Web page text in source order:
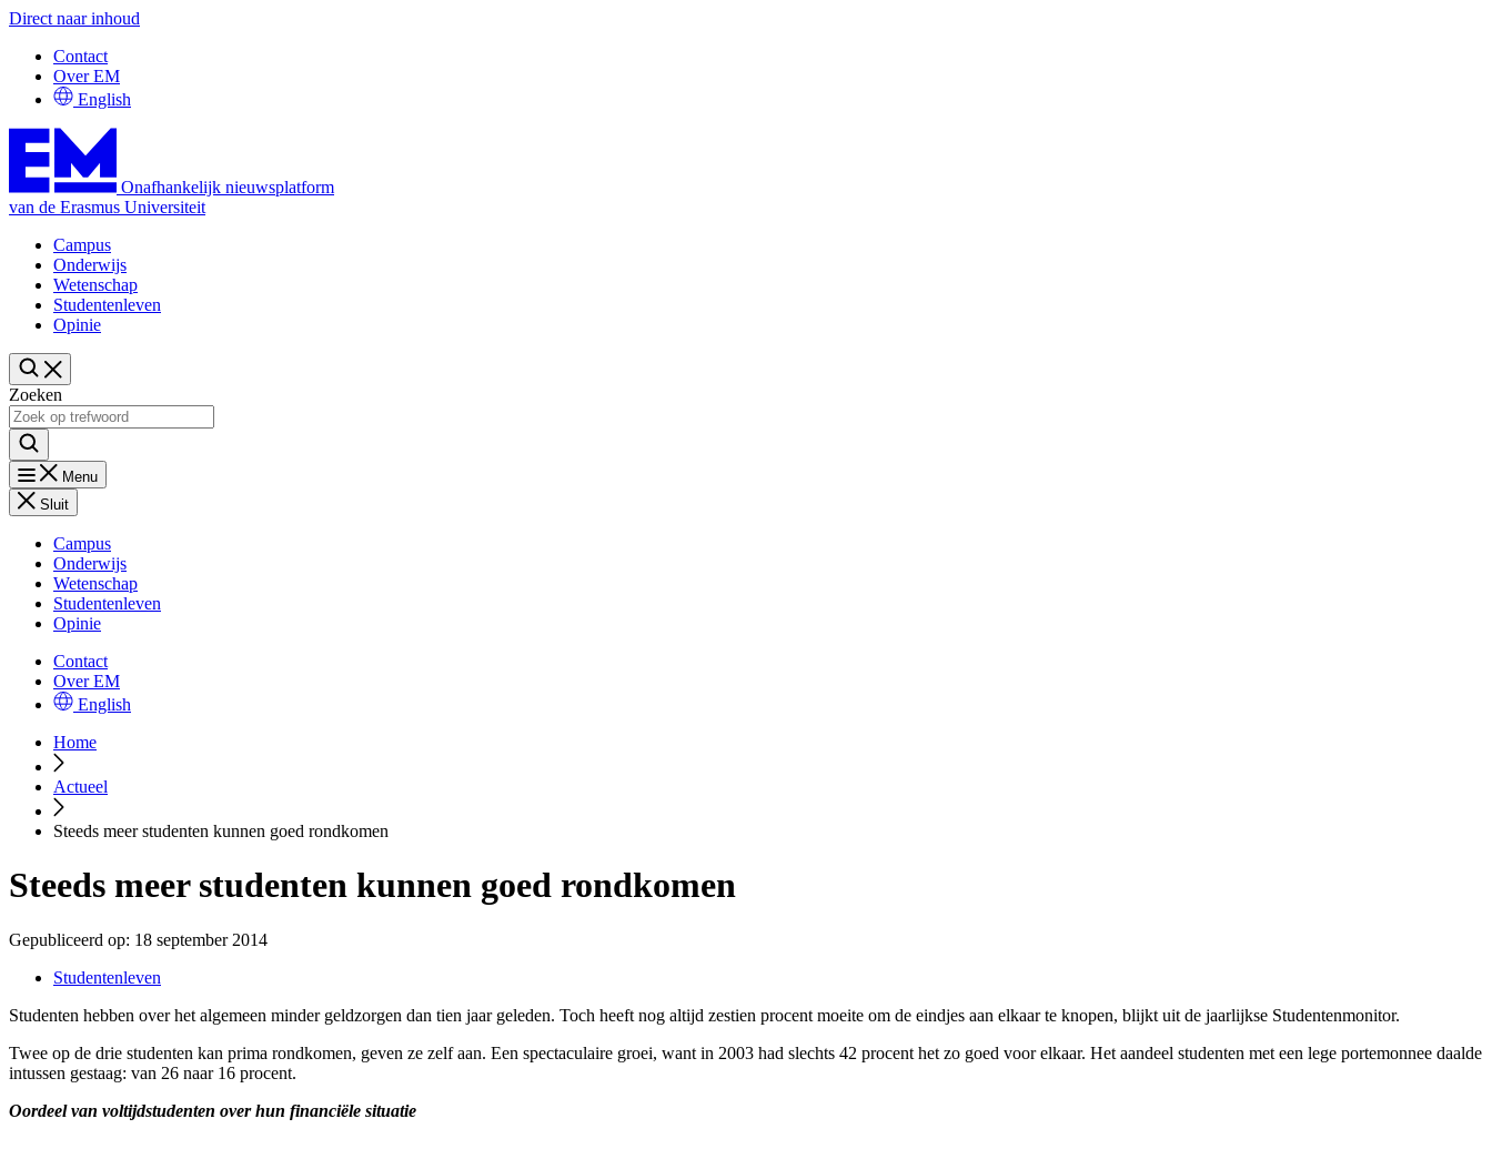
Direct naar inhoud
Contact
Over EM
English
Onafhankelijk nieuwsplatform
van de Erasmus Universiteit
Campus
Onderwijs
Wetenschap
Studentenleven
Opinie
Zoeken
Menu
Sluit
Campus
Onderwijs
Wetenschap
Studentenleven
Opinie
Contact
Over EM
English
Home
Actueel
Steeds meer studenten kunnen goed rondkomen
Steeds meer studenten kunnen goed rondkomen
Gepubliceerd op: 18 september 2014
Studentenleven
Studenten hebben over het algemeen minder geldzorgen dan tien jaar geleden. Toch heeft nog altijd zestien procent moeite om de eindjes aan elkaar te knopen, blijkt uit de jaarlijkse Studentenmonitor.
Twee op de drie studenten kan prima rondkomen, geven ze zelf aan. Een spectaculaire groei, want in 2003 had slechts 42 procent het zo goed voor elkaar. Het aandeel studenten met een lege portemonnee daalde
intussen gestaag: van 26 naar 16 procent.
Oordeel van voltijdstudenten over hun financiële situatie